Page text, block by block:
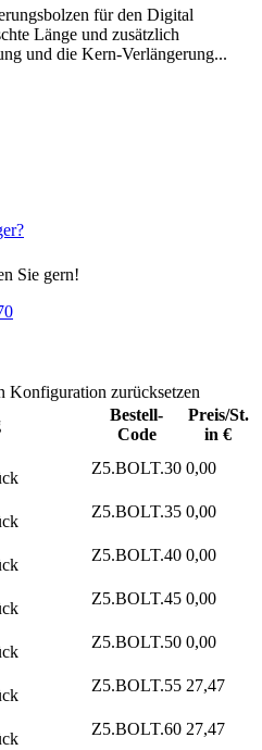
für den Digital
Länge und zusätzlich
und die Kern-Verlängerung...
Sie gern!
Konfiguration zurücksetzen
Bestell-
Code
Preis/St.
in €
Z5.BOLT.30 0,00
Z5.BOLT.35 0,00
Z5.BOLT.40 0,00
Z5.BOLT.45 0,00
Z5.BOLT.50 0,00
Z5.BOLT.55 27,47
Z5.BOLT.60 27,47